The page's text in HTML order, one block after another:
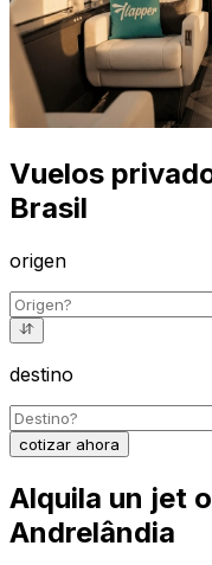
Vuelos
Brasil
origen
destino
cotizar ahora
Alquila un jet
Andrelândia